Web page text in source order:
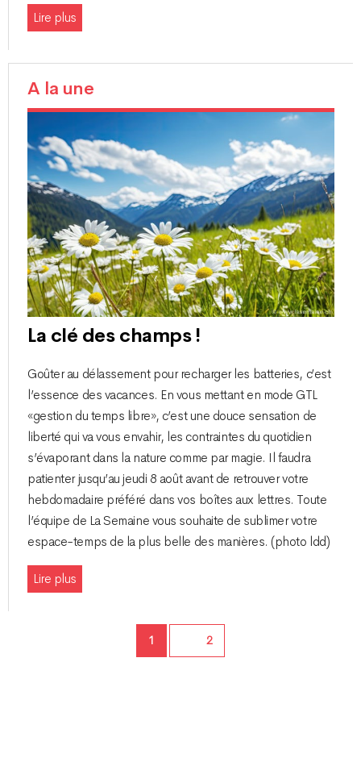
Lire plus
A la une
La clé des champs !
Goûter au délassement pour recharger les batteries, c’est
l’essence des vacances. En vous mettant en mode GTL
«gestion du temps libre», c’est une douce sensation de
liberté qui va vous envahir, les contraintes du quotidien
s’évaporant dans la nature comme par magie. Il faudra
patienter jusqu’au jeudi 8 août avant de retrouver votre
hebdomadaire préféré dans vos boîtes aux lettres. Toute
l’équipe de La Semaine vous souhaite de sublimer votre
espace-temps de la plus belle des manières. (photo ldd)
Lire plus
Page
1 Page2